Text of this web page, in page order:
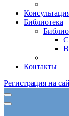
Библиотека
Контакты
Регистрация на